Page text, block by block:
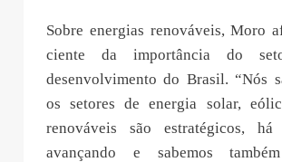
Sobre energias renováveis, Moro
ciente da importância do
desenvolvimento do Brasil. “Nós
os setores de energia solar,
renováveis são estratégicos, há
avançando e sabemos